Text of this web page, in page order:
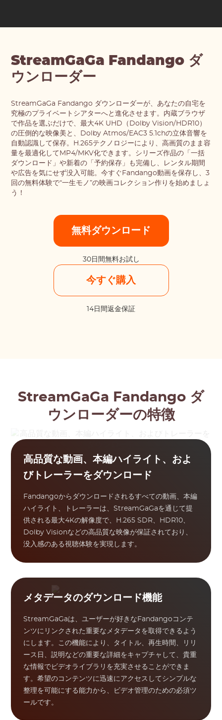
StreamGaGa Fandango ダ
ウンローダー
StreamGaGa Fandango ダウンローダーが、あなたの自宅を
究極のプライベートシアターへと進化させます。内蔵ブラウザ
で作品を選ぶだけで、最大4K UHD（Dolby Vision/HDR10）
の圧倒的な映像美と、Dolby Atmos/EAC3 5.1chの立体音響を
自動認識して保存。H.265テクノロジーにより、高画質のまま容
量を最適化してMP4/MKV化できます。シリーズ作品の「一括
ダウンロード」や新着の「予約保存」も完備し、レンタル期間
や広告を気にせず没入可能。今すぐFandango動画を保存し、3
回の無料体験で“一生モノ”の映画コレクション作りを始めましょ
う！
無料ダウンロード
30日間無料お試し
今すぐ購入
14日間返金保証
StreamGaGa Fandango ダ
ウンローダーの特徴
高品質な動画、本編ハイライト、およ
びトレーラーをダウンロード
Fandangoからダウンロードされるすべての動画、本編
ハイライト、トレーラーは、StreamGaGaを通じて提
供される最大4Kの解像度で、H.265 SDR、HDR10、
Dolby Visionなどの高品質な映像が保証されており、
没入感のある視聴体験を実現します。
メタデータのダウンロード機能
StreamGaGaは、ユーザーが好きなFandangoコンテ
ンツにリンクされた重要なメタデータを取得できるよう
にします。この機能により、タイトル、再生時間、リリ
ース日、説明などの重要な詳細をキャプチャして、貴重
な情報でビデオライブラリを充実させることができま
す。希望のコンテンツに迅速にアクセスしてシンプルな
整理を可能にする能力から、ビデオ管理のための必須ツ
ールです。